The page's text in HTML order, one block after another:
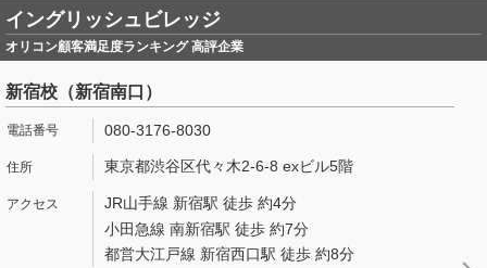
イングリッシュビレッジ
オリコン顧客満足度ランキング 高評企業
新宿校（新宿南口）
080-3176-8030
東京都渋谷区代々木2-6-8 exビル5階
JR山手線 新宿駅 徒歩 約4分
小田急線 南新宿駅 徒歩 約7分
都営大江戸線 新宿西口駅 徒歩 約8分